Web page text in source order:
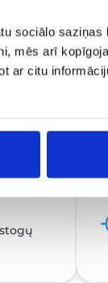
sociālo
mēs arī
ar citu